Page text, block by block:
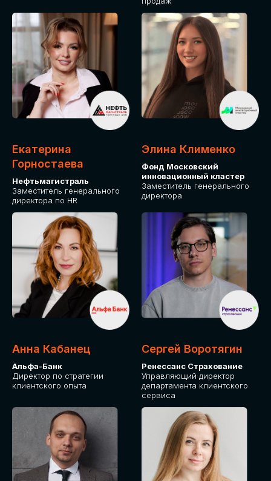
Екатерина
Горностаева
Нефтьмагистраль
Заместитель генерального
директора по HR
Элина Клименко
Фонд Московский
инновационный кластер
Заместитель генерального
директора
Анна Кабанец
Альфа-Банк
Директор по стратегии
клиентского опыта
Сергей Воротягин
Ренессанс Страхование
Управляющий директор
департамента клиентского
сервиса
Приглашаем стать партнером GLOBAL
TECH FORUM и презентовать ваши
решения целевой аудитории. Будем
рады сотрудничеству!
СТАНЬТЕ
ЭКСПОНЕНТОМ
ПОДАТЬ ЗАЯВКУ
IT Solutions for Business
СТОИМОСТЬ
УЧАСТИЯ